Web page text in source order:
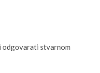
odgovarati stvarnom